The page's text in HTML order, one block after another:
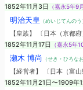
1852年11月3日
（嘉永5年9
明治天皇 （めいじてんのう
【皇族】 〔日本（京都府
1852年11月17日
（嘉永5年
瀬木 博尚 （せき・ひろなお
【経営者】 〔日本（富
1852年11月21日〜1909年